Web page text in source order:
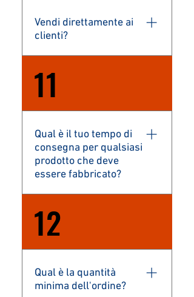
Vendi direttamente ai
clienti?
11
Qual è il tuo tempo di
consegna per qualsiasi
prodotto che deve
essere fabbricato?
termini di consegna sono
in giorni lavorativi, esclusi
i giorni festivi.
12
Qual è la quantità
minima dell'ordine?